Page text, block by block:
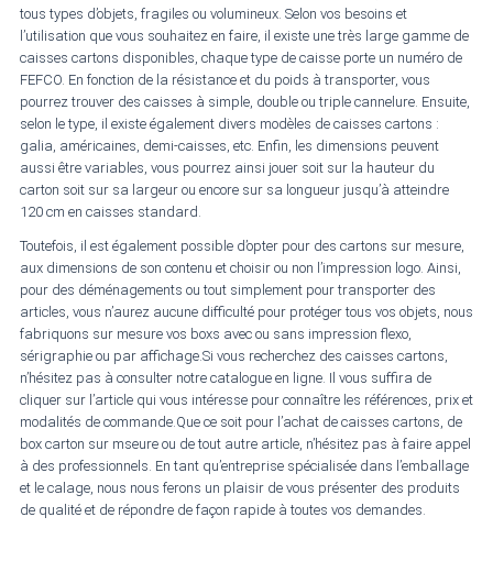
tous types d’objets, fragiles ou volumineux. Selon vos besoins et
l’utilisation que vous souhaitez en faire, il existe une très large gamme de
caisses cartons disponibles, chaque type de caisse porte un numéro de
FEFCO. En fonction de la résistance et du poids à transporter, vous
pourrez trouver des caisses à simple, double ou triple cannelure. Ensuite,
selon le type, il existe également divers modèles de caisses cartons :
galia, américaines, demi-caisses, etc. Enfin, les dimensions peuvent
aussi être variables, vous pourrez ainsi jouer soit sur la hauteur du
carton soit sur sa largeur ou encore sur sa longueur jusqu’à atteindre
120 cm en caisses standard.
Toutefois, il est également possible d’opter pour des cartons sur mesure,
aux dimensions de son contenu et choisir ou non l’impression logo. Ainsi,
pour des déménagements ou tout simplement pour transporter des
articles, vous n’aurez aucune difficulté pour protéger tous vos objets, nous
fabriquons sur mesure vos boxs avec ou sans impression flexo,
sérigraphie ou par affichage.Si vous recherchez des caisses cartons,
n’hésitez pas à consulter notre catalogue en ligne. Il vous suffira de
cliquer sur l’article qui vous intéresse pour connaître les références, prix et
modalités de commande.Que ce soit pour l’achat de caisses cartons, de
box carton sur mseure ou de tout autre article, n’hésitez pas à faire appel
à des professionnels. En tant qu’entreprise spécialisée dans l’emballage
et le calage, nous nous ferons un plaisir de vous présenter des produits
de qualité et de répondre de façon rapide à toutes vos demandes.